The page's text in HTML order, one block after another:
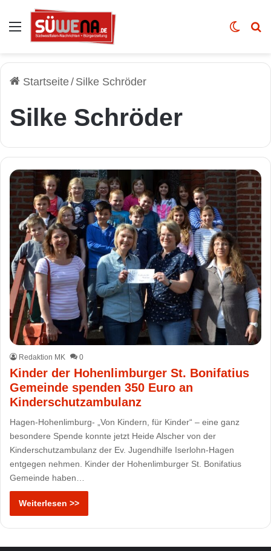
Auswahl Skin
Startseite/ Silke Schröder
Silke Schröder
Redaktion MK 0
Kinder der Hohenlimburger St. Bonifatius
Gemeinde spenden 350 Euro an
Kinderschutzambulanz
Hagen-Hohenlimburg- „Von Kindern, für Kinder“ – eine ganz
besondere Spende konnte jetzt Heide Alscher von der
Kinderschutzambulanz der Ev. Jugendhilfe Iserlohn-Hagen
entgegen nehmen. Kinder der Hohenlimburger St. Bonifatius
Gemeinde haben…
Weiterlesen >>